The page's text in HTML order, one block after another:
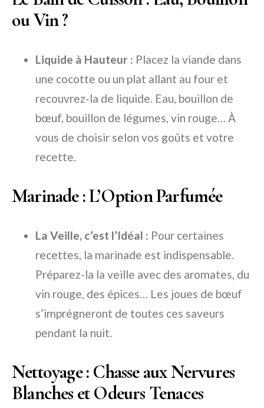
ou Vin ?
Liquide à Hauteur : Placez la viande dans
une cocotte ou un plat allant au four et
recouvrez-la de liquide. Eau, bouillon de
bœuf, bouillon de légumes, vin rouge… À
vous de choisir selon vos goûts et votre
recette.
Marinade : L’Option Parfumée
La Veille, c’est l’Idéal : Pour certaines
recettes, la marinade est indispensable.
Préparez-la la veille avec des aromates, du
vin rouge, des épices… Les joues de bœuf
s’imprégneront de toutes ces saveurs
pendant la nuit.
Nettoyage : Chasse aux Nervures
Blanches et Odeurs Tenaces